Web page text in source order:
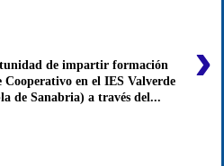
›
de impartir formación
Cooperativo en el IES Valverde
de Sanabria) a través del...